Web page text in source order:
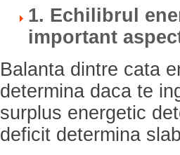
1. Echilibrul
important
Balanta dintre cata
determina daca te
surplus energetic
deficit determina